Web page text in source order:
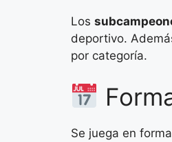
Los
deportivo.
por categoría.
Se juega en